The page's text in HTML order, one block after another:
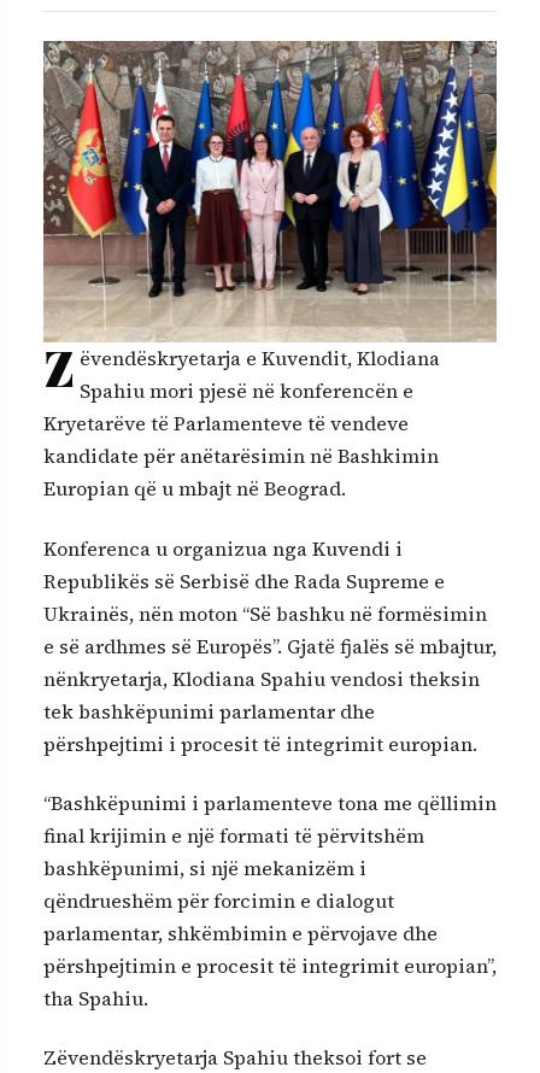
Z ëvendëskryetarja e Kuvendit, Klodiana
Spahiu mori pjesë në konferencën e
Kryetarëve të Parlamenteve të vendeve
kandidate për anëtarësimin në Bashkimin
Europian që u mbajt në Beograd.
Konferenca u organizua nga Kuvendi i
Republikës së Serbisë dhe Rada Supreme e
Ukrainës, nën moton “Së bashku në formësimin
e së ardhmes së Europës”. Gjatë fjalës së mbajtur,
nënkryetarja, Klodiana Spahiu vendosi theksin
tek bashkëpunimi parlamentar dhe
përshpejtimi i procesit të integrimit europian.
“Bashkëpunimi i parlamenteve tona me qëllimin
final krijimin e një formati të përvitshëm
bashkëpunimi, si një mekanizëm i
qëndrueshëm për forcimin e dialogut
parlamentar, shkëmbimin e përvojave dhe
përshpejtimin e procesit të integrimit europian”,
tha Spahiu.
Zëvendëskryetarja Spahiu theksoi fort se